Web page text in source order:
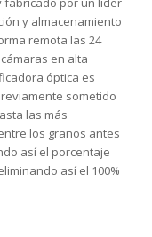
y almacenamiento
remota las 24
en alta
óptica es
sometido
las más
los granos antes
así el porcentaje
así el 100%